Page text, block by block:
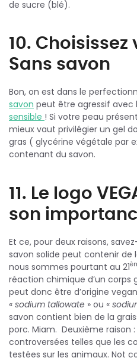
de sucre (blé).
10.
Sans savon
Bon, on est dans le
savon peut être agressif avec
sensible ! Si votre peau
mieux vaut privilégier un gel
gras ( glycérine végétale par
contenant du savon.
11. Le logo
son
Et ce, pour deux raisons,
savon solide peut contenir de
nous sommes pourtant au 21
réaction chimique d’un corps
peut donc être d’origine
« sodium tallowate » ou «
savon contient bien de la
porc. Miam. Deuxième raison
controversées telles que les
testées sur les animaux. Not